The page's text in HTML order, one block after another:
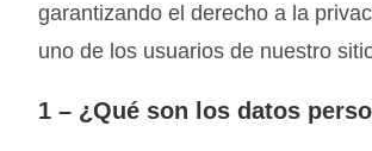
garantizando el derecho a la
uno de los usuarios de nuestro
1 – ¿Qué son los datos